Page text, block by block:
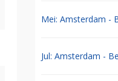
Mei: Amsterdam -
Jul: Amsterdam -